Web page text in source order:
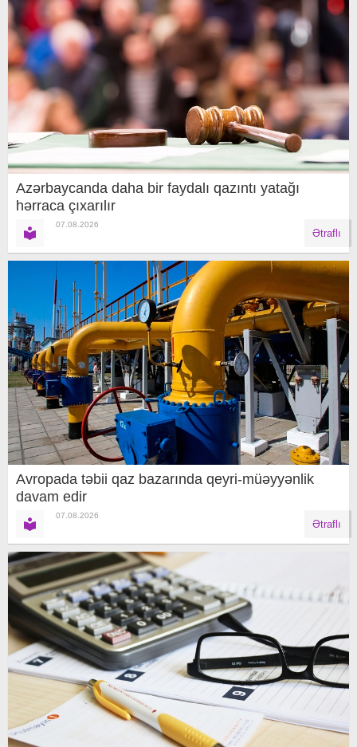
Azərbaycanda daha bir faydalı qazıntı yatağı
hərraca çıxarılır
07.08.2026
Ətraflı
Avropada təbii qaz bazarında qeyri-müəyyənlik
davam edir
07.08.2026
Ətraflı